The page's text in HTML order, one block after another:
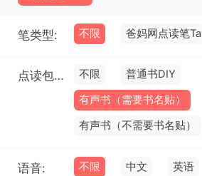
笔类型: 不限 爸妈网点读笔Ta
点读包类型: 不限
普通书DIY
有声书（需要书名贴）
有声书（不需要书名贴）
语音: 不限 中文 英语